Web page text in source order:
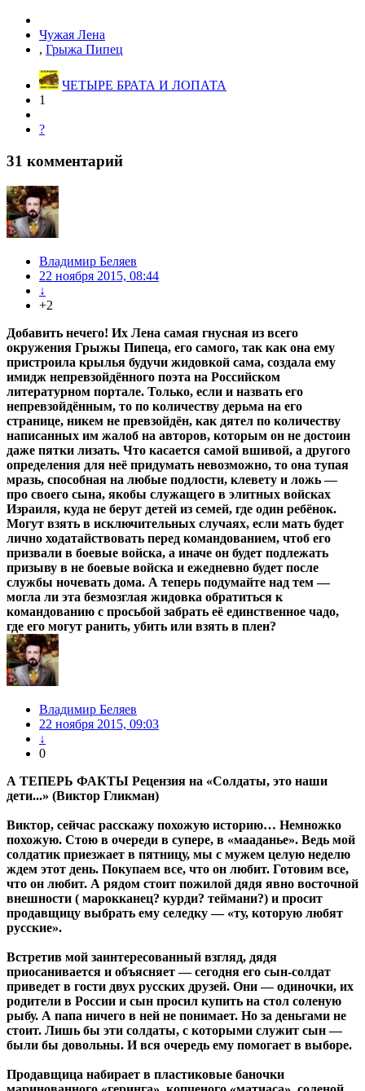
Чужая Лена
, Грыжа Пипец
ЧЕТЫРЕ БРАТА И ЛОПАТА
1
?
31 комментарий
Владимир Беляев
22 ноября 2015, 08:44
↓
+2
Добавить нечего! Их Лена самая гнусная из всего
окружения Грыжы Пипеца, его самого, так как она ему
пристроила крылья будучи жидовкой сама, создала ему
имидж непревзойдённого поэта на Российском
литературном портале. Только, если и назвать его
непревзойдённым, то по количеству дерьма на его
странице, никем не превзойдён, как дятел по количеству
написанных им жалоб на авторов, которым он не достоин
даже пятки лизать. Что касается самой вшивой, а другого
определения для неё придумать невозможно, то она тупая
мразь, способная на любые подлости, клевету и ложь —
про своего сына, якобы служащего в элитных войсках
Израиля, куда не берут детей из семей, где один ребёнок.
Могут взять в исключительных случаях, если мать будет
лично ходатайствовать перед командованием, чтоб его
призвали в боевые войска, а иначе он будет подлежать
призыву в не боевые войска и ежедневно будет после
службы ночевать дома. А теперь подумайте над тем —
могла ли эта безмозглая жидовка обратиться к
командованию с просьбой забрать её единственное чадо,
где его могут ранить, убить или взять в плен?
Владимир Беляев
22 ноября 2015, 09:03
↓
0
А ТЕПЕРЬ ФАКТЫ Рецензия на «Солдаты, это наши
дети...» (Виктор Гликман)
Виктор, сейчас расскажу похожую историю… Немножко
похожую. Стою в очереди в супере, в «мааданье». Ведь мой
солдатик приезжает в пятницу, мы с мужем целую неделю
ждем этот день. Покупаем все, что он любит. Готовим все,
что он любит. А рядом стоит пожилой дядя явно восточной
внешности ( марокканец? курди? теймани?) и просит
продавщицу выбрать ему селедку — «ту, которую любят
русские».
Встретив мой заинтересованный взгляд, дядя
приосанивается и объясняет — сегодня его сын-солдат
приведет в гости двух русских друзей. Они — одиночки, их
родители в России и сын просил купить на стол соленую
рыбу. А папа ничего в ней не понимает. Но за деньгами не
стоит. Лишь бы эти солдаты, с которыми служит сын —
были бы довольны. И вся очередь ему помогает в выборе.
Продавщица набирает в пластиковые баночки